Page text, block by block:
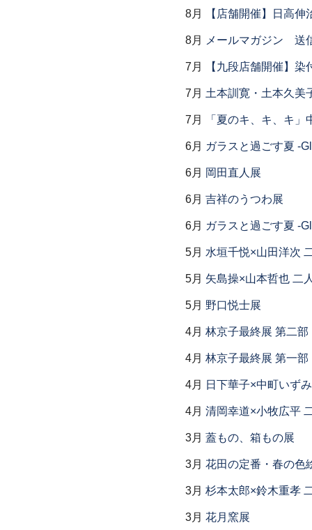
8月 【店舗開催】日高
8月 メールマガジン 送
7月 【九段店舗開催】染
7月 土本訓寛・土本久美
7月 「夏のキ、キ、キ
6月 ガラスと過ごす夏 -
6月 岡田直人展
6月 吉祥のうつわ展
6月 ガラスと過ごす夏 -
5月 水垣千悦×山田洋次
5月 矢島操×山本哲也 二
5月 野口悦士展
4月 林京子最終展 第二
4月 林京子最終展 第一
4月 日下華子×中町いず
4月 清岡幸道×小牧広平
3月 蓋もの、箱もの展
3月 花田の定番・春の色
3月 杉本太郎×鈴木重孝
3月 花月窯展